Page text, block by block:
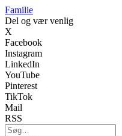
Familie
Del og vær venlig
X
Facebook
Instagram
LinkedIn
YouTube
Pinterest
TikTok
Mail
RSS